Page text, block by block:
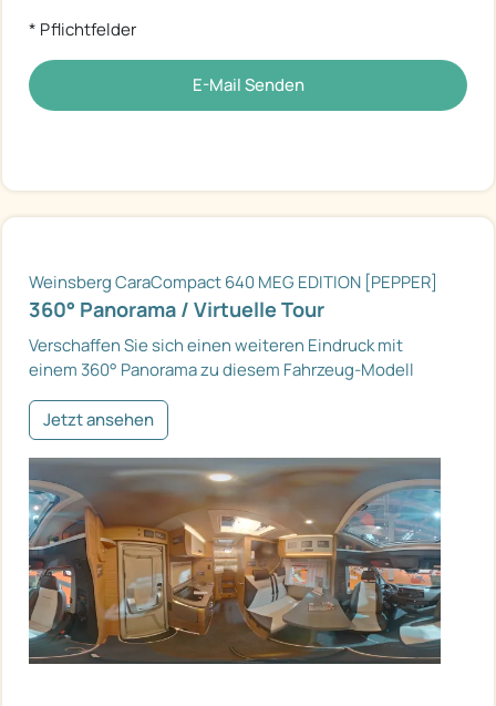
* Pflichtfelder
E-Mail Senden
Weinsberg CaraCompact 640 MEG EDITION [PEPPER]
360° Panorama / Virtuelle Tour
Verschaffen Sie sich einen weiteren Eindruck mit
einem 360° Panorama zu diesem Fahrzeug-Modell
Jetzt ansehen